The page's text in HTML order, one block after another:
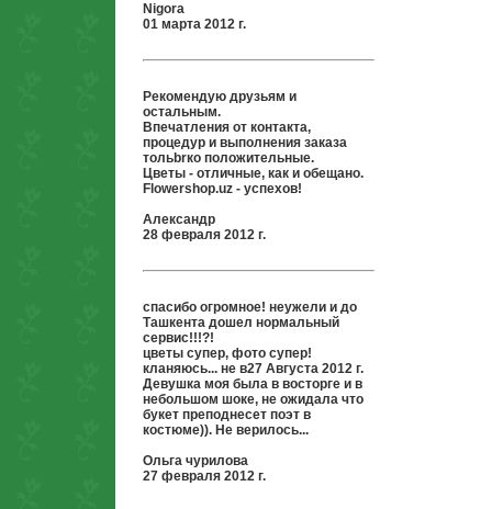
Nigora
01 марта 2012 г.
Рекомендую друзьям и
остальным.
Впечатления от контакта,
процедур и выполнения заказа
тольbrко положительные.
Цветы - отличные, как и обещано.
Flowershop.uz - успехов!
Александр
28 февраля 2012 г.
спасибо огромное! неужели и до
Ташкента дошел нормальный
сервис!!!?!
цветы супер, фото супер!
кланяюсь... не в27 Августа 2012 г.
Девушка моя была в восторге и в
небольшом шоке, не ожидала что
букет преподнесет поэт в
костюме)). Не верилось...
Ольга чурилова
27 февраля 2012 г.